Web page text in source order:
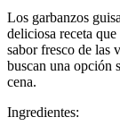
Los garbanzos
deliciosa receta
sabor fresco de las
buscan una opción
cena.
Ingredientes: